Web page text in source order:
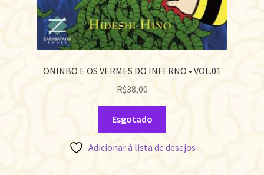
ONINBO E OS VERMES DO INFERNO • VOL.01
R$38,00
Esgotado
Adicionar à lista de desejos